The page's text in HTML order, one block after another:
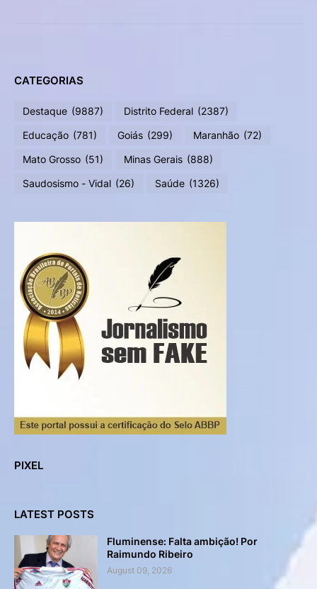
CATEGORIAS
Destaque (9887) Distrito Federal (2387)
Educação (781) Goiás (299) Maranhão (72)
Mato Grosso (51) Minas Gerais (888)
Saudosismo - Vidal (26) Saúde (1326)
PIXEL
LATEST POSTS
Fluminense: Falta ambição! Por
Raimundo Ribeiro
August 09, 2026